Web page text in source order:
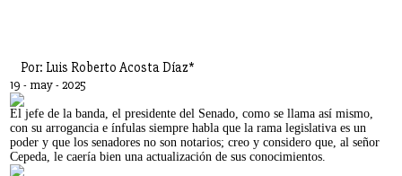
Por: Luis Roberto Acosta Díaz*
19 - may - 2025
El jefe de la banda, el presidente del Senado, como se llama así mismo,
con su arrogancia e ínfulas siempre habla que la rama legislativa es un
poder y que los senadores no son notarios; creo y considero que, al señor
Cepeda, le caería bien una actualización de sus conocimientos.